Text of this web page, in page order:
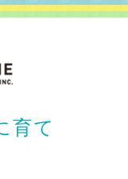
育て